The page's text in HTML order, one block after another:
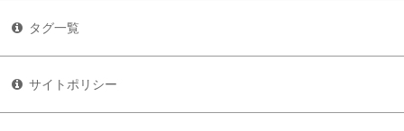
タグ一覧
サイトポリシー